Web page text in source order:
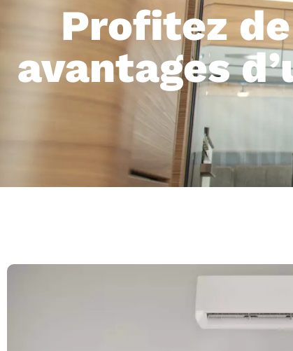
Profitez
avantages